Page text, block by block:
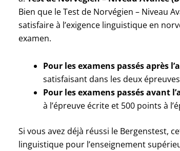
Bien que le Test de Norvégien – Niveau
satisfaire à l’exigence linguistique en
examen.
Pour les examens passés après
satisfaisant dans les deux
Pour les examens passés avant
à l’épreuve écrite et 500 points à
Si vous avez déjà réussi le Bergenstest,
linguistique pour l’enseignement